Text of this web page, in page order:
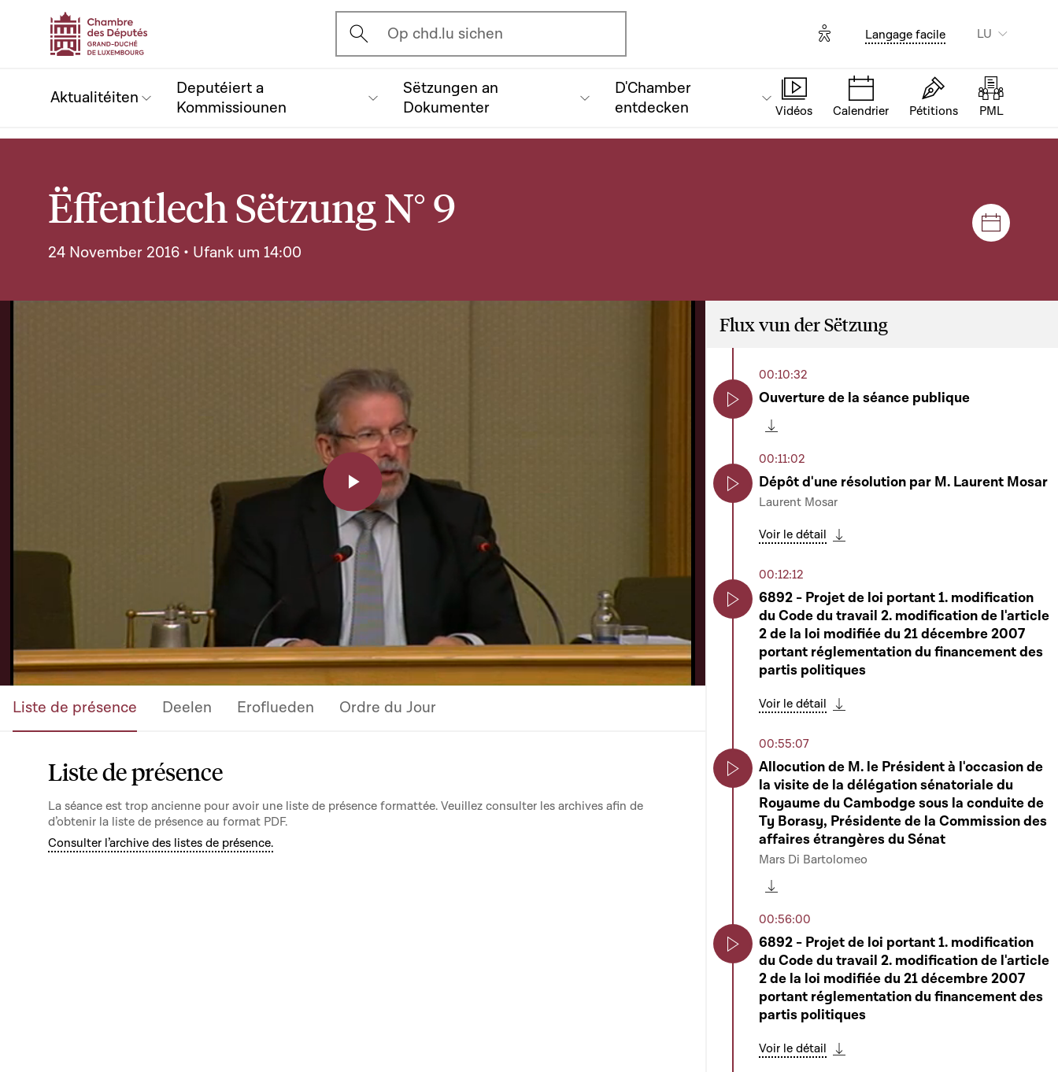
Ouvrir l'écran de recherche
Op chd.lu sichen Options d'accessibilité
Langage facile LU
Aktualitéiten
Deputéiert a
Kommissiounen
Sëtzungen an
Dokumenter
D'Chamber
entdecken
Vidéos Calendrier Pétitions PML
Ëffentlech Sëtzung N° 9
24 November 2016 • Ufank um 14:00
Play
Video
Liste de présence Deelen Eroflueden Ordre du Jour
Liste de présence
La séance est trop ancienne pour avoir une liste de présence formattée. Veuillez consulter les archives afin de
d’obtenir la liste de présence au format PDF.
Consulter l’archive des listes de présence.
Flux vun der Sëtzung
00:10:32
Ouverture de la séance publique
00:11:02
Dépôt d'une résolution par M. Laurent Mosar
Laurent Mosar
Voir le détail
Play
00:12:12
6892 - Projet de loi portant 1. modification
du Code du travail 2. modification de l'article
2 de la loi modifiée du 21 décembre 2007
portant réglementation du financement des
partis politiques
Voir le détail
Play
00:55:07
Allocution de M. le Président à l'occasion de
la visite de la délégation sénatoriale du
Royaume du Cambodge sous la conduite de
Ty Borasy, Présidente de la Commission des
affaires étrangères du Sénat
Mars Di Bartolomeo
Play
00:56:00
6892 - Projet de loi portant 1. modification
du Code du travail 2. modification de l'article
2 de la loi modifiée du 21 décembre 2007
portant réglementation du financement des
partis politiques
Voir le détail
Play